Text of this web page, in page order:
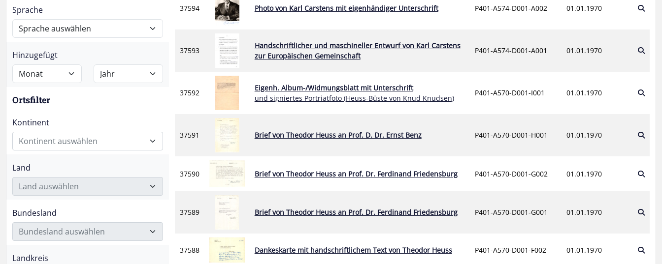
Sprache
Hinzugefügt
Ortsfilter
Kontinent
Kontinent auswählen
Land
Land auswählen
Bundesland
Bundesland auswählen
Landkreis
37594 Photo von Karl Carstens mit eigenhändiger Unterschrift P401-A574-D001-A002 01.01.1970
37593
Handschriftlicher und maschineller Entwurf von Karl Carstens
zur Europäischen Gemeinschaft
P401-A574-D001-A001 01.01.1970
37592
Eigenh. Album-/Widmungsblatt mit Unterschrift
und signiertes Portriatfoto (Heuss-Büste von Knud Knudsen)
P401-A570-D001-I001 01.01.1970
37591 Brief von Theodor Heuss an Prof. D. Dr. Ernst Benz P401-A570-D001-H001 01.01.1970
37590 Brief von Theodor Heuss an Prof. Dr. Ferdinand Friedensburg P401-A570-D001-G002 01.01.1970
37589 Brief von Theodor Heuss an Prof. Dr. Ferdinand Friedensburg P401-A570-D001-G001 01.01.1970
37588 Dankeskarte mit handschriftlichem Text von Theodor Heuss P401-A570-D001-F002 01.01.1970